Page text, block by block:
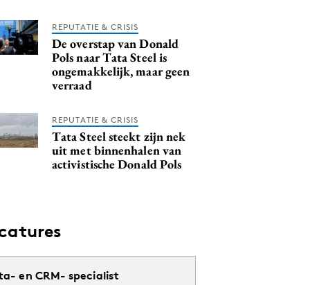
REPUTATIE & CRISIS
De overstap van Donald
Pols naar Tata Steel is
ongemakkelijk, maar geen
verraad
REPUTATIE & CRISIS
Tata Steel steekt zijn nek
uit met binnenhalen van
activistische Donald Pols
en CRM- specialist